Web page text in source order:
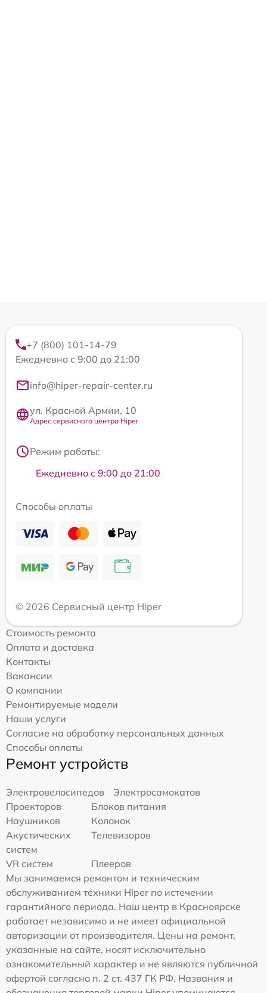
+7 (800) 101-14-79
Ежедневно с 9:00 до 21:00
info@hiper-repair-center.ru
ул. Красной Армии, 10
Адрес сервисного центра Hiper
Режим работы:
Ежедневно с 9:00 до 21:00
Способы оплаты
© 2026 Сервисный центр Hiper
Стоимость ремонта
Оплата и доставка
Контакты
Вакансии
О компании
Ремонтируемые модели
Наши услуги
Согласие на обработку персональных данных
Способы оплаты
Ремонт устройств
Электровелосипедов
Электросамокатов
Проекторов
Блоков питания
Наушников
Колонок
Акустических
систем
Телевизоров
VR систем
Плееров
Мы занимаемся ремонтом и техническим
обслуживанием техники Hiper по истечении
гарантийного периода. Наш центр в Красноярске
работает независимо и не имеет официальной
авторизации от производителя. Цены на ремонт,
указанные на сайте, носят исключительно
ознакомительный характер и не являются публичной
офертой согласно п. 2 ст. 437 ГК РФ. Названия и